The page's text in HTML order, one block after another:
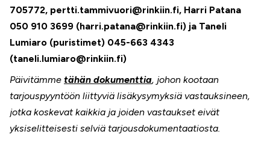
705772, pertti.tammivuori@rinkiin.fi, Harri Patana
050 910 3699 (harri.patana@rinkiin.fi) ja Taneli
Lumiaro (puristimet) 045-663 4343
(taneli.lumiaro@rinkiin.fi)
Päivitämme tähän dokumenttia, johon kootaan
tarjouspyyntöön liittyviä lisäkysymyksiä vastauksineen,
jotka koskevat kaikkia ja joiden vastaukset eivät
yksiselitteisesti selviä tarjousdokumentaatiosta.